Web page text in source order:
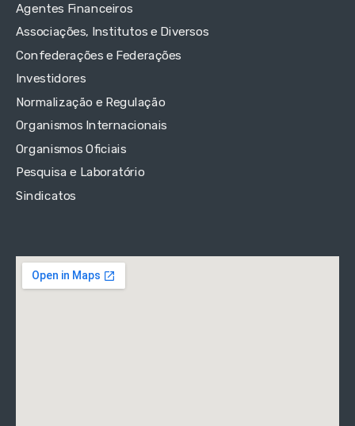
Agentes Financeiros
Associações, Institutos e Diversos
Confederações e Federações
Investidores
Normalização e Regulação
Organismos Internacionais
Organismos Oficiais
Pesquisa e Laboratório
Sindicatos